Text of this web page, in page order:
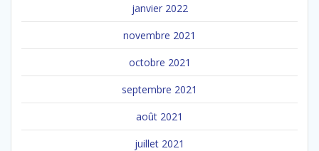
janvier 2022
novembre 2021
octobre 2021
septembre 2021
août 2021
juillet 2021